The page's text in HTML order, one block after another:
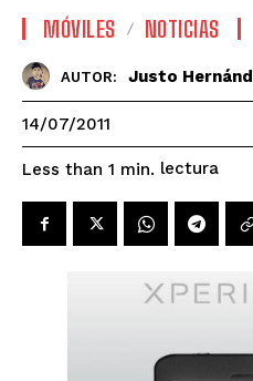
MÓVILES NOTICIAS
AUTOR: Justo
14/07/2011
Less than 1 min. lectura